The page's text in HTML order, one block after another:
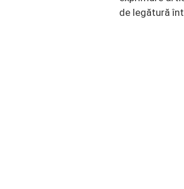
de legătură